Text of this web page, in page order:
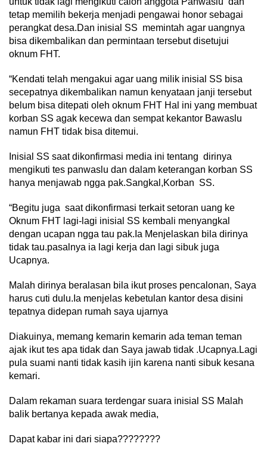
tetap memilih bekerja menjadi pengawai honor sebagai
perangkat desa.Dan inisial SS memintah agar uangnya
bisa dikembalikan dan permintaan tersebut disetujui
oknum FHT.
“Kendati telah mengakui agar uang milik inisial SS bisa
secepatnya dikembalikan namun kenyataan janji tersebut
belum bisa ditepati oleh oknum FHT Hal ini yang membuat
korban SS agak kecewa dan sempat kekantor Bawaslu
namun FHT tidak bisa ditemui.
Inisial SS saat dikonfirmasi media ini tentang dirinya
mengikuti tes panwaslu dan dalam keterangan korban SS
hanya menjawab ngga pak.Sangkal,Korban SS.
“Begitu juga saat dikonfirmasi terkait setoran uang ke
Oknum FHT lagi-lagi inisial SS kembali menyangkal
dengan ucapan ngga tau pak.Ia Menjelaskan bila dirinya
tidak tau.pasalnya ia lagi kerja dan lagi sibuk juga
Ucapnya.
Malah dirinya beralasan bila ikut proses pencalonan, Saya
harus cuti dulu.Ia menjelas kebetulan kantor desa disini
tepatnya didepan rumah saya ujarnya
Diakuinya, memang kemarin kemarin ada teman teman
ajak ikut tes apa tidak dan Saya jawab tidak .Ucapnya.Lagi
pula suami nanti tidak kasih ijin karena nanti sibuk kesana
kemari.
Dalam rekaman suara terdengar suara inisial SS Malah
balik bertanya kepada awak media,
Dapat kabar ini dari siapa????????